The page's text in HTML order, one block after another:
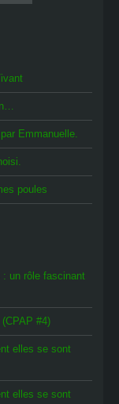
Emmanuelle.
poules
: un rôle fascinant
#4)
elles se sont
elles se sont